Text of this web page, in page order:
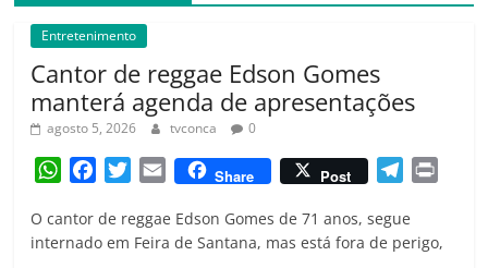
Entretenimento
Cantor de reggae Edson Gomes
manterá agenda de apresentações
agosto 5, 2026 tvconca 0
W
a
t
c
e
i
t
a
i
Share Post
l
e
n
O cantor de reggae Edson Gomes de 71 anos, segue
internado em Feira de Santana, mas está fora de perigo,